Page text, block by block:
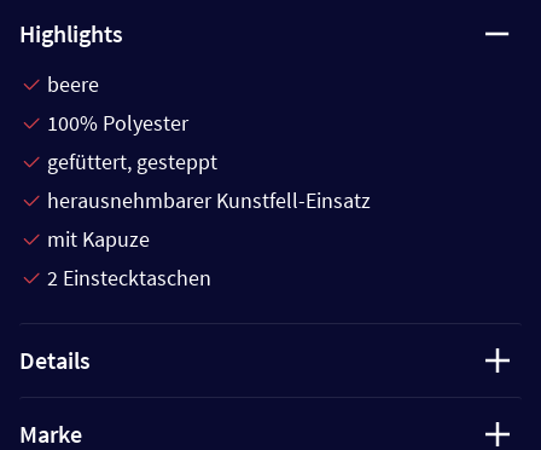
Highlights
beere
100% Polyester
gefüttert, gesteppt
herausnehmbarer Kunstfell-Einsatz
mit Kapuze
2 Einstecktaschen
Details
Marke